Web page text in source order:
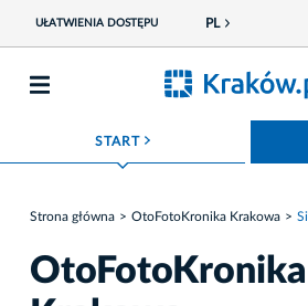
UŁATWIENIA DOSTĘPU PL
START ROZWIŃ MENU
Strona główna OtoFotoKronika Krakowa
OtoFotoKronika